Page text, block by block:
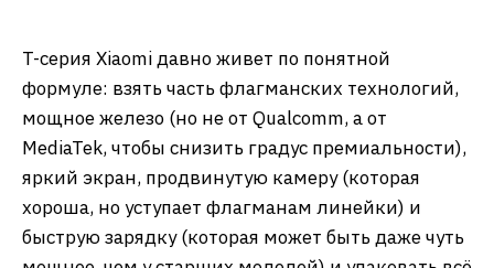
T-серия Xiaomi давно живет по понятной
формуле: взять часть флагманских технологий,
мощное железо (но не от Qualcomm, а от
MediaTek, чтобы снизить градус премиальности),
яркий экран, продвинутую камеру (которая
хороша, но уступает флагманам линейки) и
быструю зарядку (которая может быть даже чуть